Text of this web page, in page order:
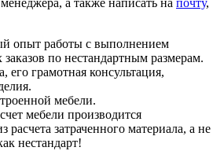
а также написать на почту,
опыт работы с выполнением
по нестандартным размерам.
его грамотная консультация,
мебели.
мебели производится
расчета затраченного материала, а не
нестандарт!